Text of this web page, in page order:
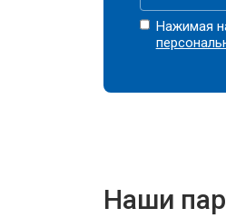
Нажимая
Наши